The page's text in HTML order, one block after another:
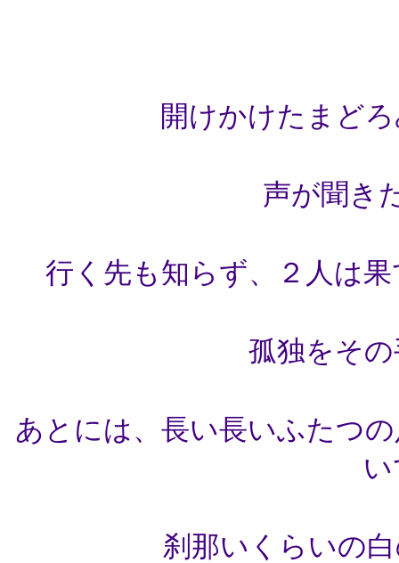
開けかけたまど
声が聞き
行く先も知らず、２人は
孤独をそ
あとには、長い長いふたつ
刹那いくらいの